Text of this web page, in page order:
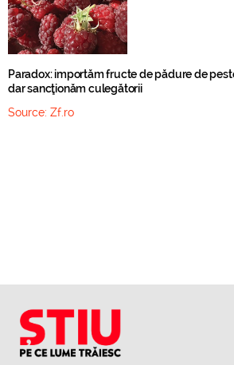
Paradox: importăm fructe de pădure de
dar sancţionăm culegătorii
Source: Zf.ro